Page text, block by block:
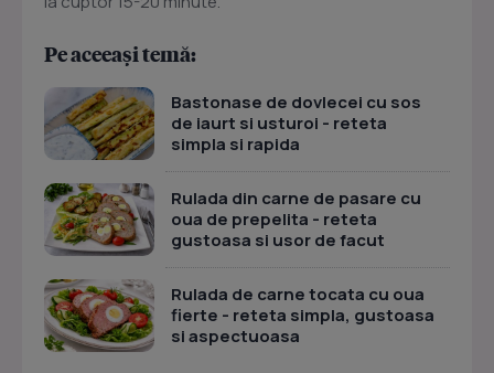
Pe aceeași temă:
Bastonase de dovlecei cu sos
de iaurt si usturoi - reteta
simpla si rapida
Rulada din carne de pasare cu
oua de prepelita - reteta
gustoasa si usor de facut
Rulada de carne tocata cu oua
fierte - reteta simpla, gustoasa
si aspectuoasa